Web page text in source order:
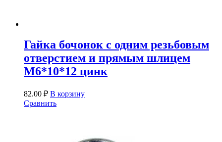
Гайка бочонок с одним резьбовым
отверстием и прямым шлицем
М6*10*12 цинк
82.00 ₽ В корзину
Сравнить